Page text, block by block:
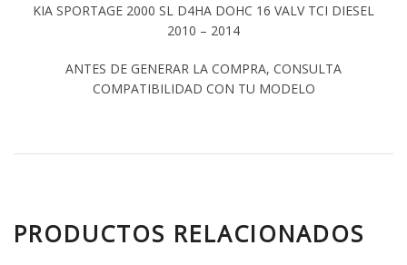
KIA SPORTAGE 2000 SL D4HA DOHC 16 VALV TCI DIESEL
2010 – 2014
ANTES DE GENERAR LA COMPRA, CONSULTA
COMPATIBILIDAD CON TU MODELO
PRODUCTOS RELACIONADOS